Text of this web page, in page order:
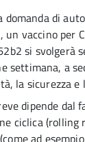
di
vaccino per
si svolgerà
settimana, a
la sicurezza e
dipende dal
ciclica (rolling
ad